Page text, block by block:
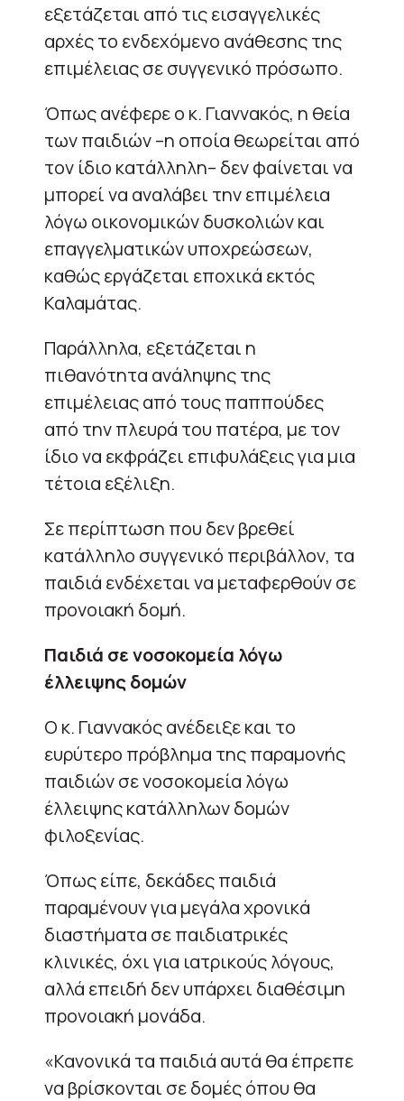
εξετάζεται από τις εισαγγελικές
αρχές το ενδεχόμενο ανάθεσης της
επιμέλειας σε συγγενικό πρόσωπο.
Όπως ανέφερε ο κ. Γιαννακός, η θεία
των παιδιών –η οποία θεωρείται από
τον ίδιο κατάλληλη– δεν φαίνεται να
μπορεί να αναλάβει την επιμέλεια
λόγω οικονομικών δυσκολιών και
επαγγελματικών υποχρεώσεων,
καθώς εργάζεται εποχικά εκτός
Καλαμάτας.
Παράλληλα, εξετάζεται η
πιθανότητα ανάληψης της
επιμέλειας από τους παππούδες
από την πλευρά του πατέρα, με τον
ίδιο να εκφράζει επιφυλάξεις για μια
τέτοια εξέλιξη.
Σε περίπτωση που δεν βρεθεί
κατάλληλο συγγενικό περιβάλλον, τα
παιδιά ενδέχεται να μεταφερθούν σε
προνοιακή δομή.
Παιδιά σε νοσοκομεία λόγω
έλλειψης δομών
Ο κ. Γιαννακός ανέδειξε και το
ευρύτερο πρόβλημα της παραμονής
παιδιών σε νοσοκομεία λόγω
έλλειψης κατάλληλων δομών
φιλοξενίας.
Όπως είπε, δεκάδες παιδιά
παραμένουν για μεγάλα χρονικά
διαστήματα σε παιδιατρικές
κλινικές, όχι για ιατρικούς λόγους,
αλλά επειδή δεν υπάρχει διαθέσιμη
προνοιακή μονάδα.
«Κανονικά τα παιδιά αυτά θα έπρεπε
να βρίσκονται σε δομές όπου θα